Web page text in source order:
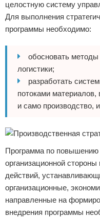
целостную систему
Для выполнения
программы необходимо:
обосновать
логистики;
разработать
потоками материалов,
и само производство,
Программа по повышению
организационной
действий,
организационные,
направленные на
внедрения программы